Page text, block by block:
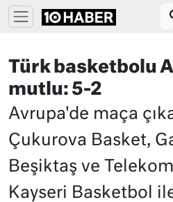
Türk basketbolu
mutlu: 5-2
Avrupa'de maça
Çukurova Basket,
Beşiktaş ve
Kayseri Basketbol